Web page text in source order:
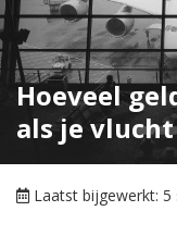
Hoeveel
als je
Laatst bijgewerkt: